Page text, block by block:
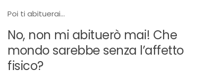
Poi ti abituerai…
No, non mi abituerò mai! Che
mondo sarebbe senza l’affetto
fisico?